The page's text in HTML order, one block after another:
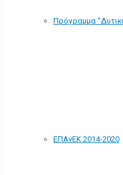
Πρόγραμμα
ΕΠΑνΕΚ 2014-2020